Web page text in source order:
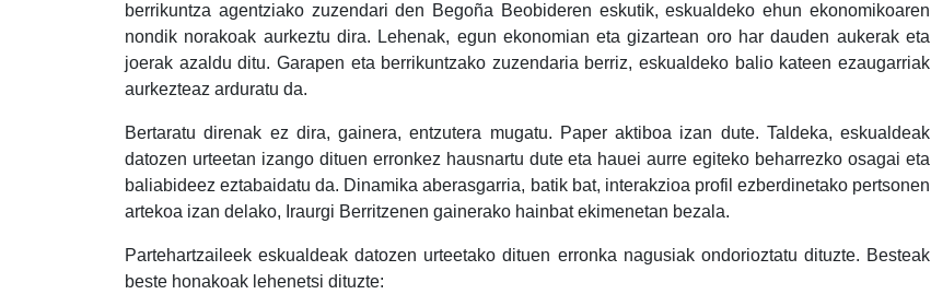
berrikuntza agentziako zuzendari den Begoña Beobideren eskutik, eskualdeko ehun ekonomikoaren
nondik norakoak aurkeztu dira. Lehenak, egun ekonomian eta gizartean oro har dauden aukerak eta
joerak azaldu ditu. Garapen eta berrikuntzako zuzendaria berriz, eskualdeko balio kateen ezaugarriak
aurkezteaz arduratu da.
Bertaratu direnak ez dira, gainera, entzutera mugatu. Paper aktiboa izan dute. Taldeka, eskualdeak
datozen urteetan izango dituen erronkez hausnartu dute eta hauei aurre egiteko beharrezko osagai eta
baliabideez eztabaidatu da. Dinamika aberasgarria, batik bat, interakzioa profil ezberdinetako pertsonen
artekoa izan delako, Iraurgi Berritzenen gainerako hainbat ekimenetan bezala.
Partehartzaileek eskualdeak datozen urteetako dituen erronka nagusiak ondorioztatu dituzte. Besteak
beste honakoak lehenetsi dituzte: